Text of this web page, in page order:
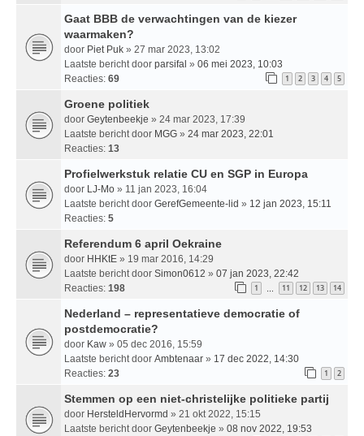
Gaat BBB de verwachtingen van de kiezer
waarmaken?
door Piet Puk » 27 mar 2023, 13:02
Laatste bericht door parsifal » 06 mei 2023, 10:03
Reacties: 69 1 2 3 4 5
Groene politiek
door Geytenbeekje » 24 mar 2023, 17:39
Laatste bericht door MGG » 24 mar 2023, 22:01
Reacties: 13
Profielwerkstuk relatie CU en SGP in Europa
door LJ-Mo » 11 jan 2023, 16:04
Laatste bericht door GerefGemeente-lid » 12 jan 2023, 15:11
Reacties: 5
Referendum 6 april Oekraine
door HHKtE » 19 mar 2016, 14:29
Laatste bericht door Simon0612 » 07 jan 2023, 22:42
Reacties: 198 1 … 11 12 13 14
Nederland – representatieve democratie of
postdemocratie?
door Kaw » 05 dec 2016, 15:59
Laatste bericht door Ambtenaar » 17 dec 2022, 14:30
Reacties: 23 1 2
Stemmen op een niet-christelijke politieke partij
door HersteldHervormd » 21 okt 2022, 15:15
Laatste bericht door Geytenbeekje » 08 nov 2022, 19:53